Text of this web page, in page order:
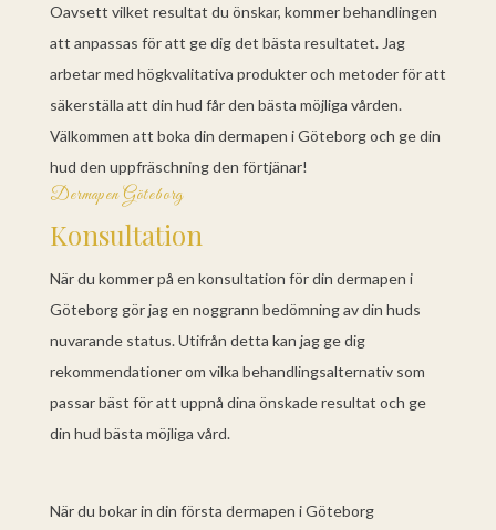
Oavsett vilket resultat du önskar, kommer behandlingen
att anpassas för att ge dig det bästa resultatet. Jag
arbetar med högkvalitativa produkter och metoder för att
säkerställa att din hud får den bästa möjliga vården.
Välkommen att boka din dermapen i Göteborg och ge din
hud den uppfräschning den förtjänar!
Dermapen Göteborg
Konsultation
När du kommer på en konsultation för din dermapen i
Göteborg gör jag en noggrann bedömning av din huds
nuvarande status. Utifrån detta kan jag ge dig
rekommendationer om vilka behandlingsalternativ som
passar bäst för att uppnå dina önskade resultat och ge
din hud bästa möjliga vård.
När du bokar in din första dermapen i Göteborg